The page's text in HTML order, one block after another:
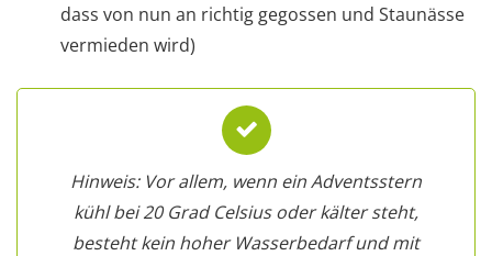
dass von nun an richtig gegossen und Staunässe
vermieden wird)
Hinweis: Vor allem, wenn ein Adventsstern
kühl bei 20 Grad Celsius oder kälter steht,
besteht kein hoher Wasserbedarf und mit